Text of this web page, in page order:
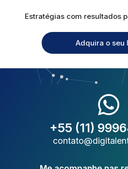
Estratégias com resultados
Adquira o seu
+55 (11)